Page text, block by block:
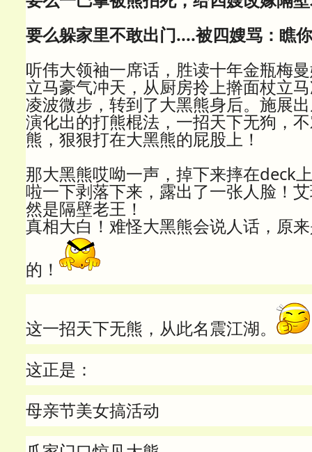
要么躲家里不敢出门....被四嫂骂：瞧
听伟大领袖一席话，胜读十年金瓶梅
立马豪气冲天，从厨房拎上擀面杖立
凌波微步，转到了大黑熊身后。施展
演化出的打熊棍法，一招天下无狗，
熊，狠狠打在大黑熊的屁股上！
那大黑熊哎呦一声，掉下来摔在deck
啦一下剥落下来，露出了一张人脸！
然是隔壁老王！
真相大白！难怪大黑熊会说人话，原
的！
这一招天下无熊，从此名震江湖。
这正是：
母亲节美女搞活动